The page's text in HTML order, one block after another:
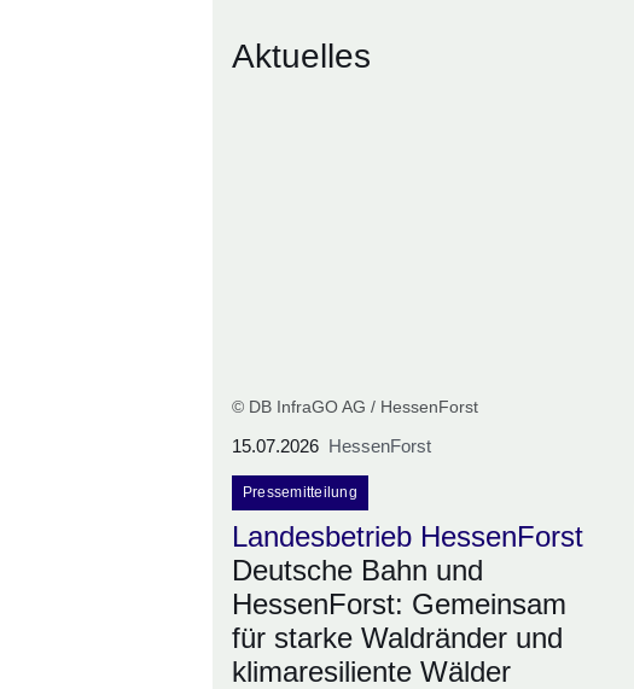
Aktuelles
© DB InfraGO AG / HessenForst
15.07.2026 HessenForst
Pressemitteilung
Landesbetrieb HessenForst
Deutsche Bahn und
HessenForst: Gemeinsam
für starke Waldränder und
klimaresiliente Wälder